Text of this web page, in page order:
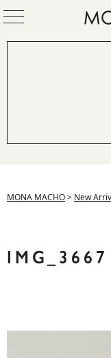
MONA MACHO> New
IMG_3667